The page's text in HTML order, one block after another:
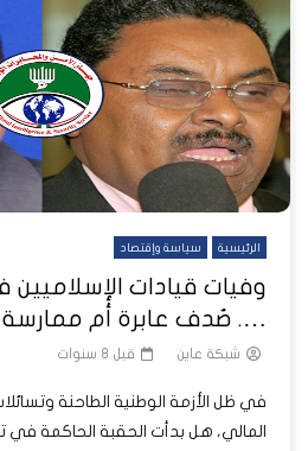
الرئيسية سياسة وإقتصاد
وفيات قيادات
…. صُدف عابرة أم
شبكة عاين قبل 8 سنوات
في ظل الأزمة الوطنية الطاحنة
المالي، هل بدأت الحقبة الحاكمة